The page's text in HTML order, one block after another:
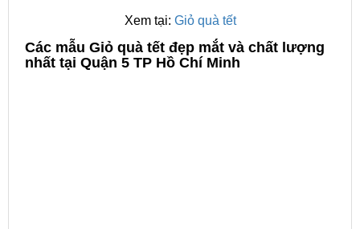
Xem tại: Giỏ quà tết
Các mẫu Giỏ quà tết đẹp mắt và chất lượng
nhất tại Quận 5 TP Hồ Chí Minh